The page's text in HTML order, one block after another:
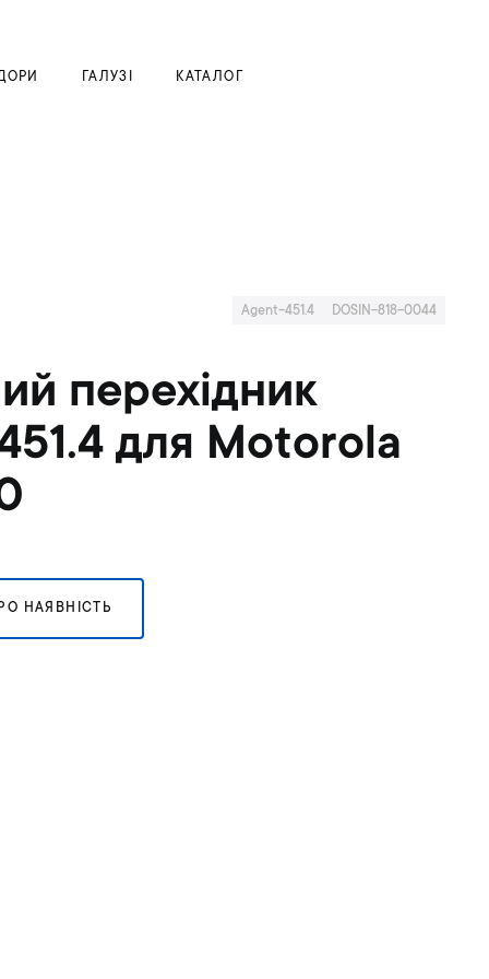
ГАЛУЗІ КАТАЛОГ
Agent-451.4 DOSIN-818-0044
перехідник
для Motorola
НАЯВНІСТЬ